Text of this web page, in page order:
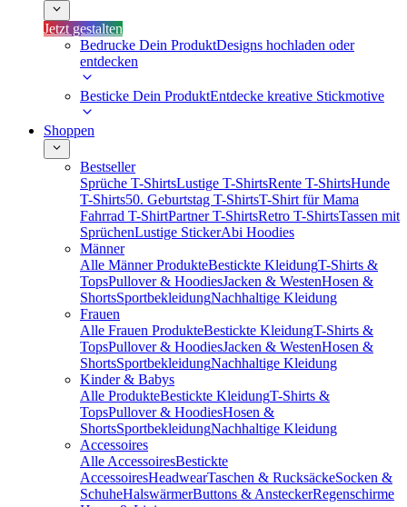
Jetzt gestalten
Bedrucke Dein ProduktDesigns hochladen oder
entdecken
Besticke Dein ProduktEntdecke kreative Stickmotive
Shoppen
Bestseller
Sprüche T-ShirtsLustige T-ShirtsRente T-ShirtsHunde
T-Shirts50. Geburtstag T-ShirtsT-Shirt für Mama
Fahrrad T-ShirtPartner T-ShirtsRetro T-ShirtsTassen mit
SprüchenLustige StickerAbi Hoodies
Männer
Alle Männer ProdukteBestickte KleidungT-Shirts &
TopsPullover & HoodiesJacken & WestenHosen &
ShortsSportbekleidungNachhaltige Kleidung
Frauen
Alle Frauen ProdukteBestickte KleidungT-Shirts &
TopsPullover & HoodiesJacken & WestenHosen &
ShortsSportbekleidungNachhaltige Kleidung
Kinder & Babys
Alle ProdukteBestickte KleidungT-Shirts &
TopsPullover & HoodiesHosen &
ShortsSportbekleidungNachhaltige Kleidung
Accessoires
Alle AccessoiresBestickte
AccessoiresHeadwearTaschen & RucksäckeSocken &
SchuheHalswärmerButtons & AnsteckerRegenschirme